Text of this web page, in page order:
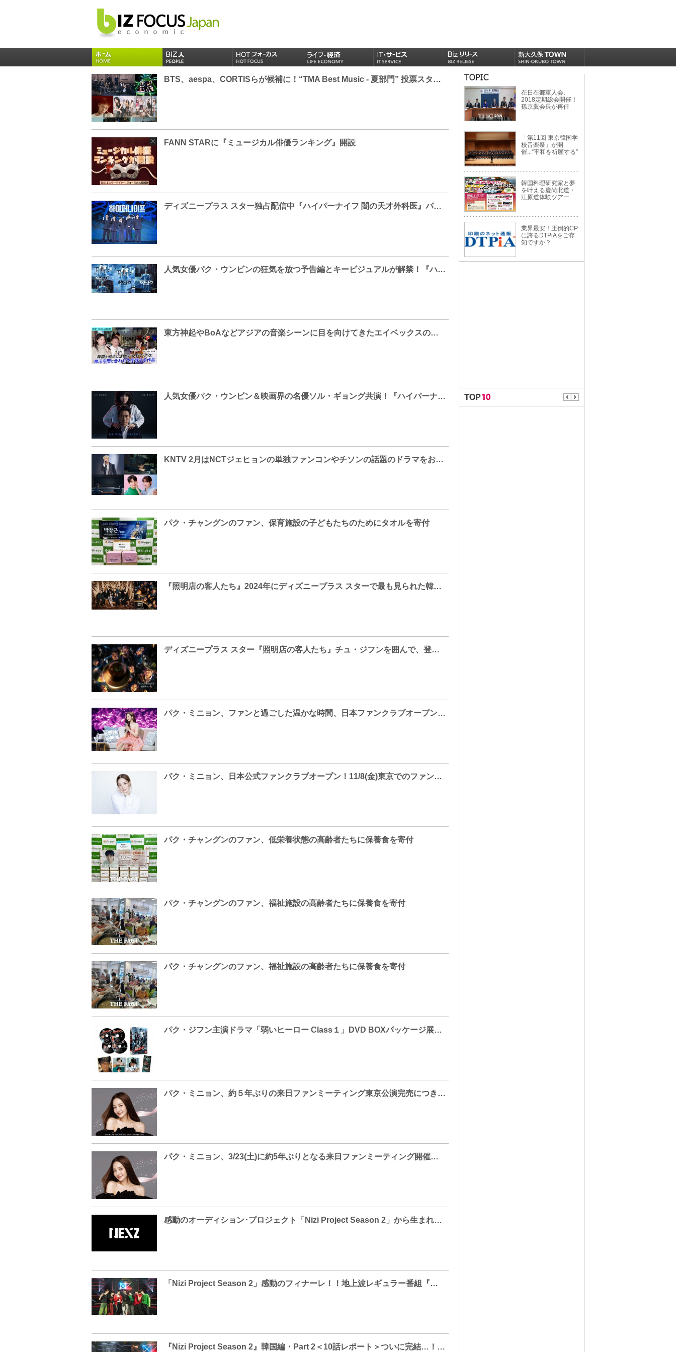
BTS、aespa、CORTISらが候補に！“TMA Best Music - 夏部門” 投票スタート！2026 最高のサマーソングを決めよう！
FANN STARに『ミュージカル俳優ランキング』開設
ディズニープラス スター独占配信中『ハイパーナイフ 闇の天才外科医』パク・ウンビン「演じた役のクレイジーさに注目してほしい」と作品をPR!
人気女優パク・ウンビンの狂気を放つ予告編とキービジュアルが解禁！『ハイパーナイフ 闇の天才外科医』ディズニープラスにて、3月19日(水)独占配信開始！
東方神起やBoAなどアジアの音楽シーンに目を向けてきたエイベックスの音楽的影響を醸したかった！？ キュレーター・堤拓也とアーティスト・ボマ・パクにMC 森山未來が迫る アート専門番組【MEET YOUR ART】
人気女優パク・ウンビン＆映画界の名優ソル・ギョング共演！『ハイパーナイフ 闇の天才外科医』ディズニープラスにて、2025年3月19日(水)独占配信開始！ティザーポスターとティザー予告が解禁
KNTV 2月はNCTジェヒョンの単独ファンコンやチソンの話題のドラマをお届け！
パク・チャングンのファン、保育施設の子どもたちのためにタオルを寄付
『照明店の客人たち』2024年にディズニープラス スターで最も見られた韓ドラに！
ディズニープラス スター『照明店の客人たち』チュ・ジフンを囲んで、登場人物が大集合の本ポスターと、謎に包まれた本作のヒントが明かされる本予告編が解禁！
パク・ミニョン、ファンと過ごした温かな時間、日本ファンクラブオープン記念ファンミーティング
パク・ミニョン、日本公式ファンクラブオープン！11/8(金)東京でのファンミーティング開催も決定！
パク・チャングンのファン、低栄養状態の高齢者たちに保養食を寄付
パク・チャングンのファン、福祉施設の高齢者たちに保養食を寄付
パク・チャングンのファン、福祉施設の高齢者たちに保養食を寄付
パク・ジフン主演ドラマ「弱いヒーロー Class１」DVD BOXパッケージ展開写真大公開&SNSプレゼントキャンぺーン決定！
パク・ミニョン、約５年ぶりの来日ファンミーティング東京公演完売につき急遽大阪での追加公演決定！
パク・ミニョン、3/23(土)に約5年ぶりとなる来日ファンミーティング開催決定！
感動のオーディション･プロジェクト「Nizi Project Season 2」から生まれた “NEXZ”、話題沸騰の「Miracle」12月18日(月)プレリリース決定！！プレリリースと同時に初のPerformance Videoも公開！！
「Nizi Project Season 2」感動のフィナーレ！！地上波レギュラー番組『実況！ニジプロ2』最終回で、J.Y. Park氏が誕生したグローバル･ボーイズグループ“NEXZ（読み：ネクスジ）”への想いを語る！日テレプラスでは、12月23日(土)『実況！ニジプロ2』3時間に渡る緊急特番放送も決定！！
『Nizi Project Season 2』韓国編・Part 2＜10話レポート＞ついに完結…！！デビューメンバー決定！次世代を担うグローバル･ボーイズグループ”NEXZ“が誕生！そして、12/18(月) 日本テレビ系情報番組『DayDay.』韓国から初のゲスト生出演も決定！
在日在郷軍人会、
2018定期総会開催！
孫京翼会長が再任
「第11回 東京韓国学
校音楽祭」が開
催...“平和を祈願する”
韓国料理研究家と夢
を叶える慶尚北道・
江原道体験ツアー
業界最安！圧倒的CP
に誇るDTPiAをご存
知ですか？